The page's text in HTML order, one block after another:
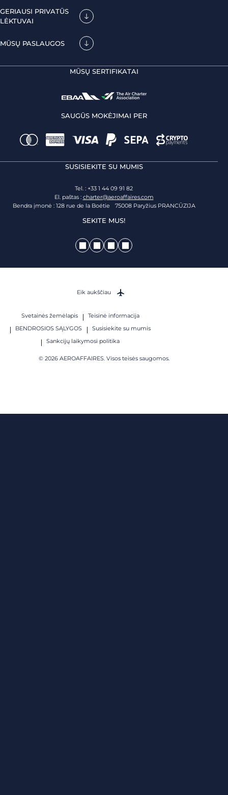
GERIAUSI PRIVATŪS
LĖKTUVAI
MŪSŲ PASLAUGOS
MŪSŲ SERTIFIKATAI
SAUGŪS MOKĖJIMAI PER
SUSISIEKITE SU MUMIS
Tel. : +33 1 44 09 91 82
El. paštas : charter@aeroaffaires.com
Bendra įmonė : 128 rue de la Boétie 75008 Paryžius PRANCŪZIJA
SEKITE MUS!
Svetainės žemėlapis
Teisinė informacija
BENDROSIOS SĄLYGOS
Susisiekite su mumis
Sankcijų laikymosi politika
© 2026 AEROAFFAIRES. Visos teisės saugomos.
Eik aukščiau